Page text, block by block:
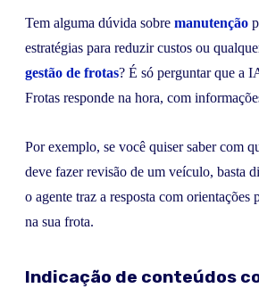
Tem alguma dúvida sobre manutenção
estratégias para reduzir custos ou
gestão de frotas? É só perguntar que a
Frotas responde na hora, com
Por exemplo, se você quiser saber com
deve fazer revisão de um veículo, basta
o agente traz a resposta com orientações
na sua frota.
Indicação de conteúdos